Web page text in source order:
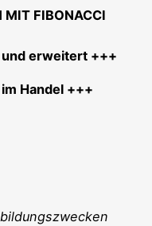
MIT FIBONACCI
erweitert +++
Handel +++